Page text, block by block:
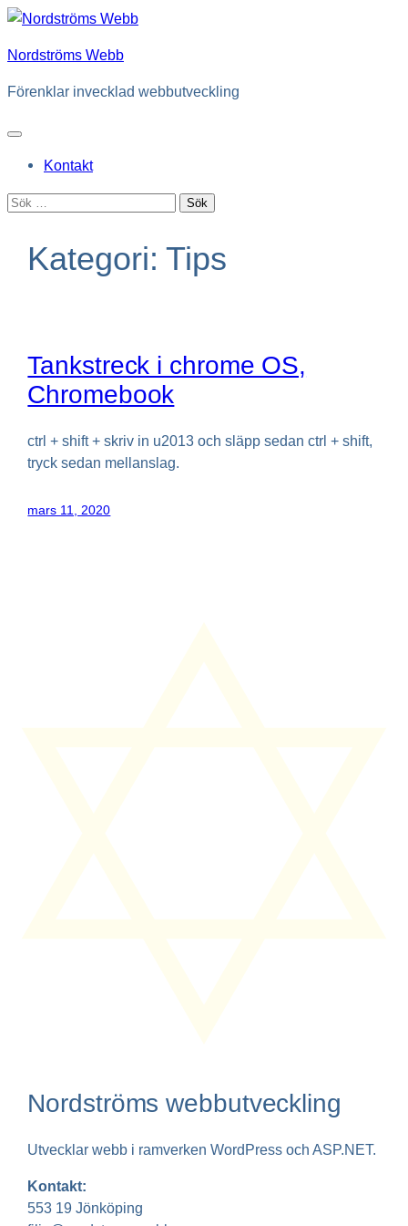
Hoppa
innehåll
Nordströms Webb
Förenklar invecklad webbutveckling
Kontakt
Sök
Kategori:Tips
Tankstreck i chrome OS,
Chromebook
ctrl + shift + skriv in u2013 och släpp sedan ctrl + shift,
tryck sedan mellanslag.
mars 11, 2020
Nordströms webbutveckling
Utvecklar webb i ramverken WordPress och ASP.NET.
Kontakt:
553 19 Jönköping